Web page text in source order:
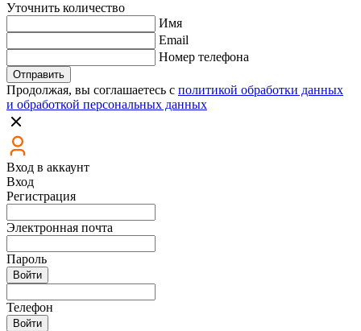
Уточнить количество
Имя
Email
Номер телефона
Отправить
Продолжая, вы соглашаетесь с политикой обработки данных
и обработкой персональных данных
Вход в аккаунт
Вход
Регистрация
Электронная почта
Пароль
Войти
Телефон
Войти